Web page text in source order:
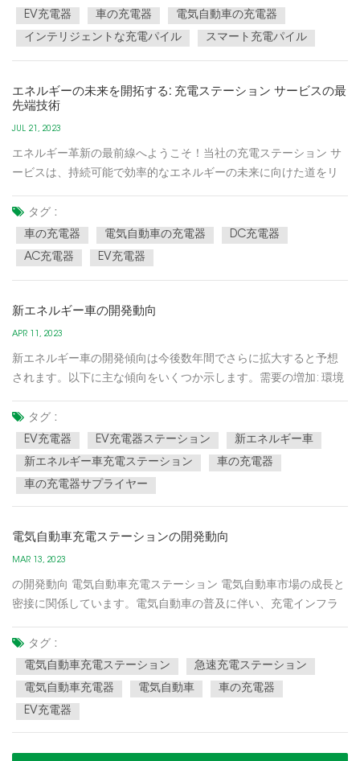
とができます。以下は、スマート充電パイルの主な機能と利点の
一部です...
EV充電器
車の充電器
電気自動車の充電器
インテリジェントな充電パイル
スマート充電パイル
エネルギーの未来を開拓する: 充電ステーション サービスの最
先端技術
JUL 21, 2023
エネルギー革新の最前線へようこそ！当社の充電ステーション サ
ービスは、持続可能で効率的なエネルギーの未来に向けた道をリ
車の充電エクスペリエンスを再定義し、お客様が自信を持って運
転できるようにし、環境にプラスの影響を与えることができま
す。当社を...
タグ :
車の充電器
電気自動車の充電器
DC充電器
AC充電器
EV充電器
新エネルギー車の開発動向
APR 11, 2023
新エネルギー車の開発傾向は今後数年間でさらに拡大すると予想
されます。以下に主な傾向をいくつか示します。需要の増加: 環境
急速に増加しています。より多くの人がNEVの利点を認識するよ
うになるにつれて、この傾向は今後数年間続くと予想されます。
技術の進...
タグ :
EV充電器
EV充電器ステーション
新エネルギー車
新エネルギー車充電ステーション
車の充電器
車の充電器サプライヤー
電気自動車充電ステーションの開発動向
MAR 13, 2023
の開発動向 電気自動車充電ステーション 電気自動車市場の成長と
密接に関係しています。電気自動車の普及に伴い、充電インフラ
ステーション.主な傾向は次のとおりです。充電ネットワークの拡
大: 路上を走る電気自動車の数が増え続けているため、充電ステー
シ...
タグ :
電気自動車充電ステーション
急速充電ステーション
電気自動車充電器
電気自動車
車の充電器
EV充電器